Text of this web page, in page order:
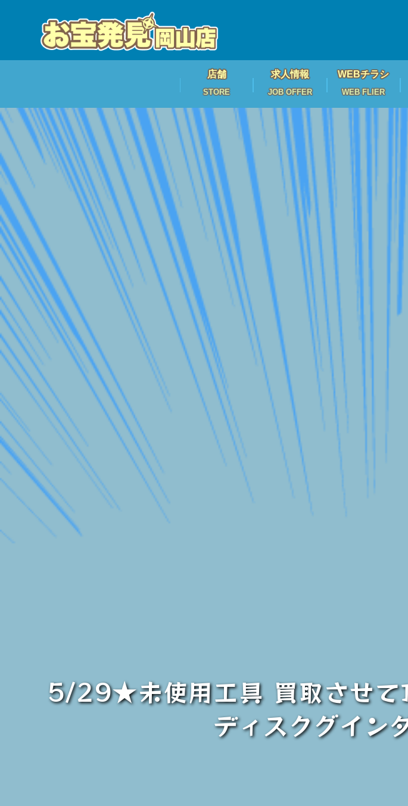
店舗
STORE
求人情報
JOB OFFER
WEBチラシ
WEB FLIER
5/29★未使用工具 買取させ
ディスクグイン